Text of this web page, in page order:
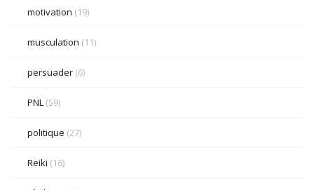
motivation (19)
musculation (11)
persuader (6)
PNL (59)
politique (27)
Reiki (16)